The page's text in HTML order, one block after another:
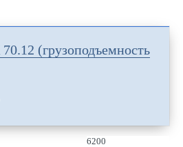
(грузоподъемность
6200